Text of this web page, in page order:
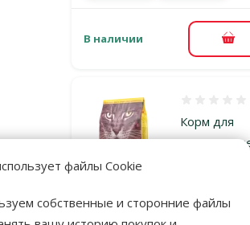
файлы Cookie
собственные и сторонние файлы
В наличии В
Корм для
кошек –
Цена
12,98 €